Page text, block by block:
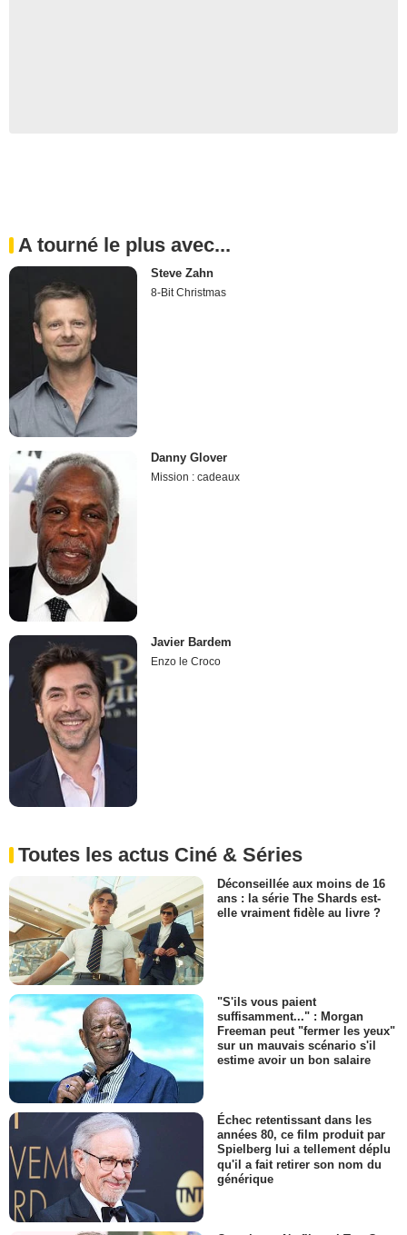
A tourné le plus avec...
Steve Zahn
8-Bit Christmas
Danny Glover
Mission : cadeaux
Javier Bardem
Enzo le Croco
Toutes les actus Ciné & Séries
Déconseillée aux moins de 16
ans : la série The Shards est-
elle vraiment fidèle au livre ?
"S'ils vous paient
suffisamment..." : Morgan
Freeman peut "fermer les yeux"
sur un mauvais scénario s'il
estime avoir un bon salaire
Échec retentissant dans les
années 80, ce film produit par
Spielberg lui a tellement déplu
qu'il a fait retirer son nom du
générique